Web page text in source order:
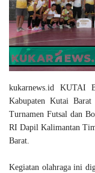
kukarnews.id KUTAI
Kabupaten Kutai Barat
Turnamen Futsal dan
RI Dapil Kalimantan
Barat.
Kegiatan olahraga ini